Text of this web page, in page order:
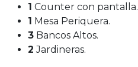
1 Counter con pantalla.
1 Mesa Periquera.
3​ Bancos Altos.
2 Jardineras.